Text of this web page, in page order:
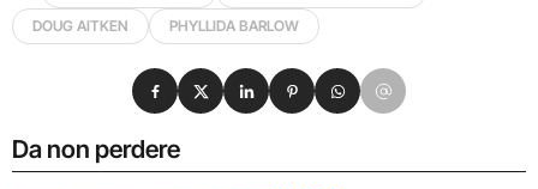
DOUG AITKEN
PHYLLIDA BARLOW
Da non perdere
Condividi su Facebook
Condividi su X
Condividi su LinkedIn
Condividi su Pinterest
Condividi su WhatsApp
Condividi su Email